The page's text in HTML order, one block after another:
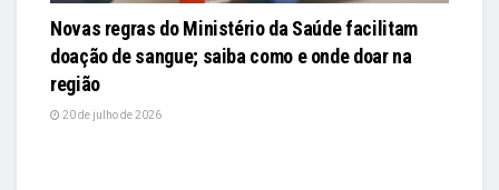
Novas regras do Ministério da Saúde facilitam
doação de sangue; saiba como e onde doar na
região
20 de julho de 2026